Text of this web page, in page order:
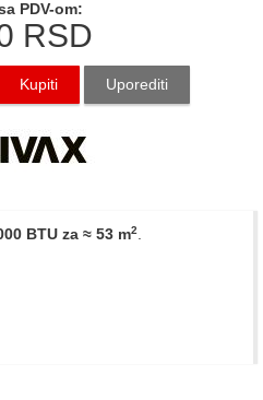
PDV-om:
RSD
Kupiti Uporediti
BTU za ≈ 53 m2.